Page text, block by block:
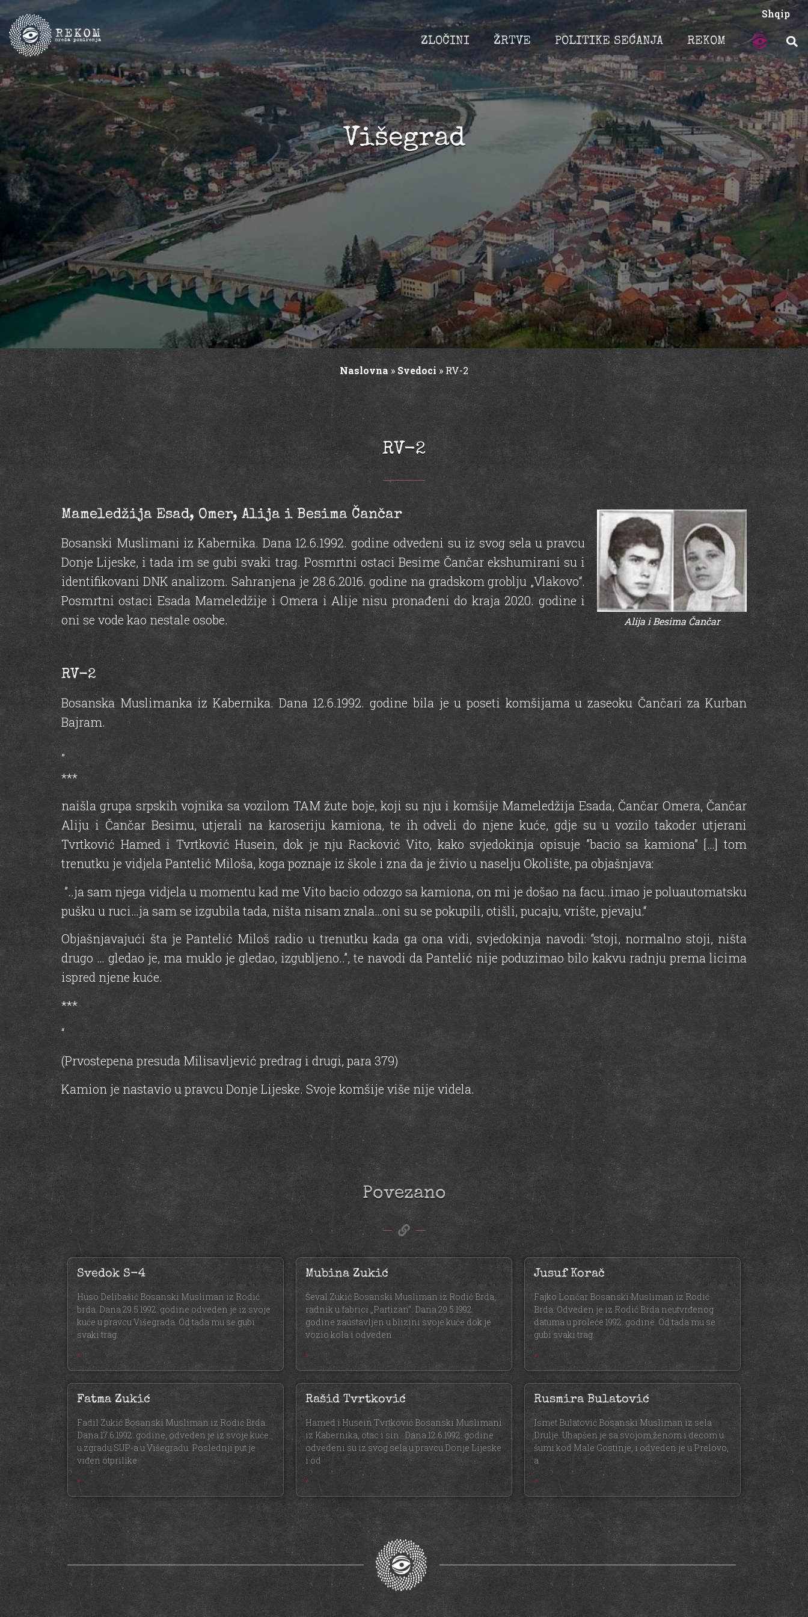
Shqip
ZLOČINI ŽRTVE POLITIKE SEĆANJA REKOM
Višegrad
Naslovna »Svedoci » RV-2
RV-2
Alija i Besima Čančar
Mameledžija Esad, Omer, Alija i Besima Čančar
Bosanski Muslimani iz Kabernika. Dana 12.6.1992. godine odvedeni su iz svog sela u pravcu
Donje Lijeske, i tada im se gubi svaki trag. Posmrtni ostaci Besime Čančar ekshumirani su i
identifikovani DNK analizom. Sahranjena je 28.6.2016. godine na gradskom groblju „Vlakovo“.
Posmrtni ostaci Esada Mameledžije i Omera i Alije nisu pronađeni do kraja 2020. godine i
oni se vode kao nestale osobe.
RV-2
Bosanska Muslimanka iz Kabernika. Dana 12.6.1992. godine bila je u poseti komšijama u zaseoku Čančari za Kurban
Bajram.
„
***
naišla grupa srpskih vojnika sa vozilom TAM žute boje, koji su nju i komšije Mameledžija Esada, Čančar Omera, Čančar
Aliju i Čančar Besimu, utjerali na karoseriju kamiona, te ih odveli do njene kuće, gdje su u vozilo takoder utjerani
Tvrtković Hamed i Tvrtković Husein, dok je nju Racković Vito, kako svjedokinja opisuje ”bacio sa kamiona” […] tom
trenutku je vidjela Pantelić Miloša, koga poznaje iz škole i zna da je živio u naselju Okolište, pa objašnjava:
”..ja sam njega vidjela u momentu kad me Vito bacio odozgo sa kamiona, on mi je došao na facu..imao je poluautomatsku
pušku u ruci…ja sam se izgubila tada, ništa nisam znala…oni su se pokupili, otišli, pucaju, vrište, pjevaju.“
Objašnjavajući šta je Pantelić Miloš radio u trenutku kada ga ona vidi, svjedokinja navodi: “stoji, normalno stoji, ništa
drugo … gledao je, ma muklo je gledao, izgubljeno..”, te navodi da Pantelić nije poduzimao bilo kakvu radnju prema licima
ispred njene kuće.
***
“
(Prvostepena presuda Milisavljević predrag i drugi, para 379)
Kamion je nastavio u pravcu Donje Lijeske. Svoje komšije više nije videla.
Povezano
Svedok S-4
Huso Delibašić Bosanski Musliman iz Rodić
brda. Dana 29.5.1992. godine odveden je iz svoje
kuće u pravcu Višegrada. Od tada mu se gubi
svaki trag.
»
Mubina Zukić
Ševal Zukić Bosanski Musliman iz Rodić Brda,
radnik u fabrici „Partizan“. Dana 29.5.1992.
godine zaustavljen u blizini svoje kuće dok je
vozio kola i odveden
»
Jusuf Korač
Fajko Lončar Bosanski Musliman iz Rodić
Brda. Odveden je iz Rodić Brda neutvrđenog
datuma u proleće 1992. godine. Od tada mu se
gubi svaki trag.
»
Fatma Zukić
Fadil Zukić Bosanski Musliman iz Rodić Brda.
Dana 17.6.1992. godine, odveden je iz svoje kuće
u zgradu SUP-a u Višegradu. Poslednji put je
viđen otprilike
»
Rašid Tvrtković
Hamed i Husein Tvrtković Bosanski Muslimani
iz Kabernika, otac i sin. Dana 12.6.1992. godine
odvedeni su iz svog sela u pravcu Donje Lijeske
i od
»
Rusmira Bulatović
Ismet Bulatović Bosanski Musliman iz sela
Drulje. Uhapšen je sa svojom ženom i decom u
šumi kod Male Gostinje, i odveden je u Prelovo,
a
»